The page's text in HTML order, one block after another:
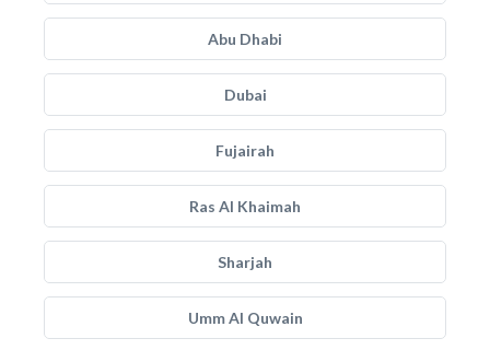
Abu Dhabi
Dubai
Fujairah
Ras Al Khaimah
Sharjah
Umm Al Quwain